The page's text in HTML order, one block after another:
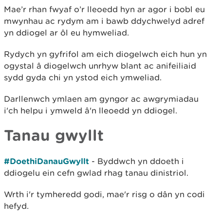
Mae’r rhan fwyaf o’r lleoedd hyn ar agor i bobl eu
mwynhau ac rydym am i bawb ddychwelyd adref
yn ddiogel ar ôl eu hymweliad.
Rydych yn gyfrifol am eich diogelwch eich hun yn
ogystal â diogelwch unrhyw blant ac anifeiliaid
sydd gyda chi yn ystod eich ymweliad.
Darllenwch ymlaen am gyngor ac awgrymiadau
i'ch helpu i ymweld â'n lleoedd yn ddiogel.
Tanau gwyllt
#DoethiDanauGwyllt - Byddwch yn ddoeth i
ddiogelu ein cefn gwlad rhag tanau dinistriol.
Wrth i'r tymheredd godi, mae'r risg o dân yn codi
hefyd.